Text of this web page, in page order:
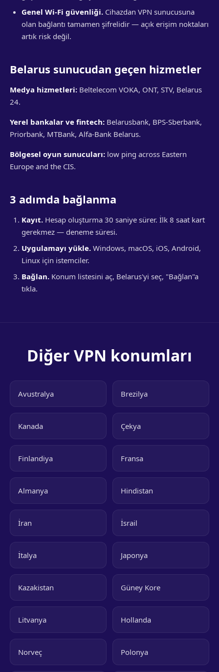
Genel Wi-Fi güvenliği. Cihazdan VPN sunucusuna
olan bağlantı tamamen şifrelidir — açık erişim noktaları
artık risk değil.
Belarus sunucudan geçen hizmetler
Medya hizmetleri: Beltelecom VOKA, ONT, STV, Belarus
24.
Yerel bankalar ve fintech: Belarusbank, BPS-Sberbank,
Priorbank, MTBank, Alfa-Bank Belarus.
Bölgesel oyun sunucuları: low ping across Eastern
Europe and the CIS.
3 adımda bağlanma
Kayıt. Hesap oluşturma 30 saniye sürer. İlk 8 saat kart
gerekmez — deneme süresi.
Uygulamayı yükle. Windows, macOS, iOS, Android,
Linux için istemciler.
Bağlan. Konum listesini aç, Belarus'yi seç, "Bağlan"a
tıkla.
Diğer VPN konumları
Avustralya Brezilya
Kanada Çekya
Finlandiya Fransa
Almanya Hindistan
İran İsrail
İtalya Japonya
Kazakistan Güney Kore
Litvanya Hollanda
Norveç Polonya